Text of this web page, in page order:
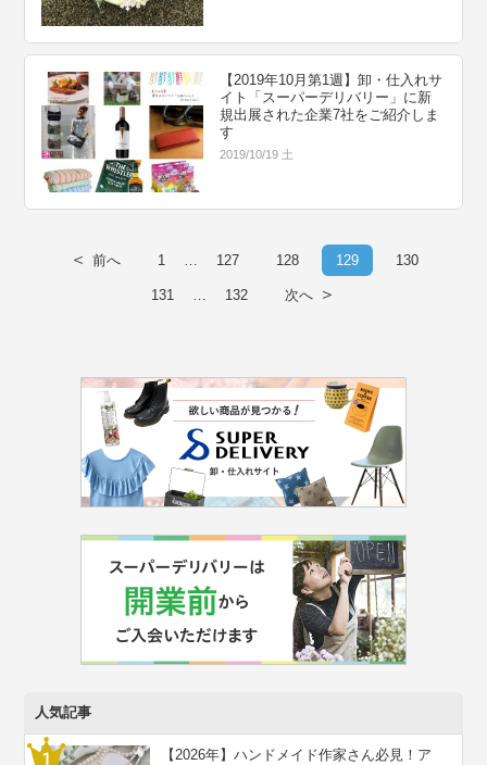
【2019年10月第1週】卸・仕入れサ
イト「スーパーデリバリー」に新
規出展された企業7社をご紹介しま
す
2019/10/19 土
＜ 前へ 1 … 127 128 129 130
131 … 132 次へ ＞
人気記事
【2026年】ハンドメイド作家さん必見！ア